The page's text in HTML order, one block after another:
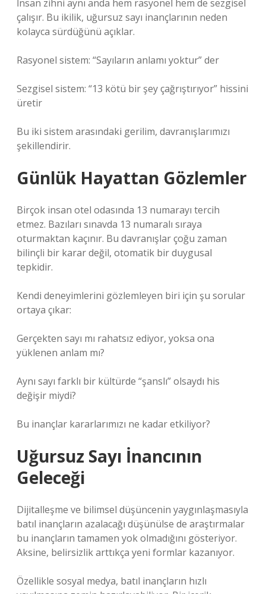
İnsan zihni aynı anda hem rasyonel hem de sezgisel
çalışır. Bu ikilik, uğursuz sayı inançlarının neden
kolayca sürdüğünü açıklar.
Rasyonel sistem: “Sayıların anlamı yoktur” der
Sezgisel sistem: “13 kötü bir şey çağrıştırıyor” hissini
üretir
Bu iki sistem arasındaki gerilim, davranışlarımızı
şekillendirir.
Günlük Hayattan Gözlemler
Birçok insan otel odasında 13 numarayı tercih
etmez. Bazıları sınavda 13 numaralı sıraya
oturmaktan kaçınır. Bu davranışlar çoğu zaman
bilinçli bir karar değil, otomatik bir duygusal
tepkidir.
Kendi deneyimlerini gözlemleyen biri için şu sorular
ortaya çıkar:
Gerçekten sayı mı rahatsız ediyor, yoksa ona
yüklenen anlam mı?
Aynı sayı farklı bir kültürde “şanslı” olsaydı his
değişir miydi?
Bu inançlar kararlarımızı ne kadar etkiliyor?
Uğursuz Sayı İnancının
Geleceği
Dijitalleşme ve bilimsel düşüncenin yaygınlaşmasıyla
batıl inançların azalacağı düşünülse de araştırmalar
bu inançların tamamen yok olmadığını gösteriyor.
Aksine, belirsizlik arttıkça yeni formlar kazanıyor.
Özellikle sosyal medya, batıl inançların hızlı